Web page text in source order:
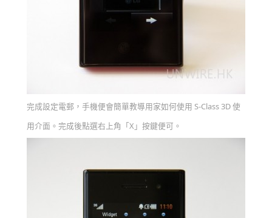
完成設定電郵，手機便會簡單教導用家如何使用 S-Class 3D 使
用介面。完成後點選右上角「X」按鍵便可。